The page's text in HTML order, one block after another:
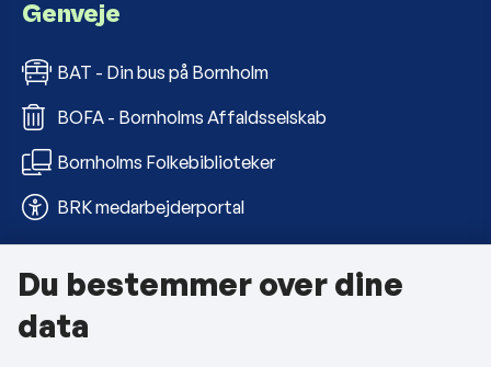
Genveje
BAT - Din bus på Bornholm
BOFA - Bornholms Affaldsselskab
Bornholms Folkebiblioteker
BRK medarbejderportal
Om kommunen
Kontakt os
Du bestemmer over dine
data